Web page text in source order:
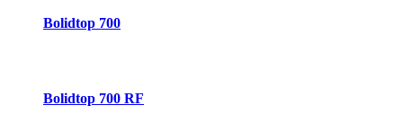
Bolidtop 700
Bolidtop 700 RF